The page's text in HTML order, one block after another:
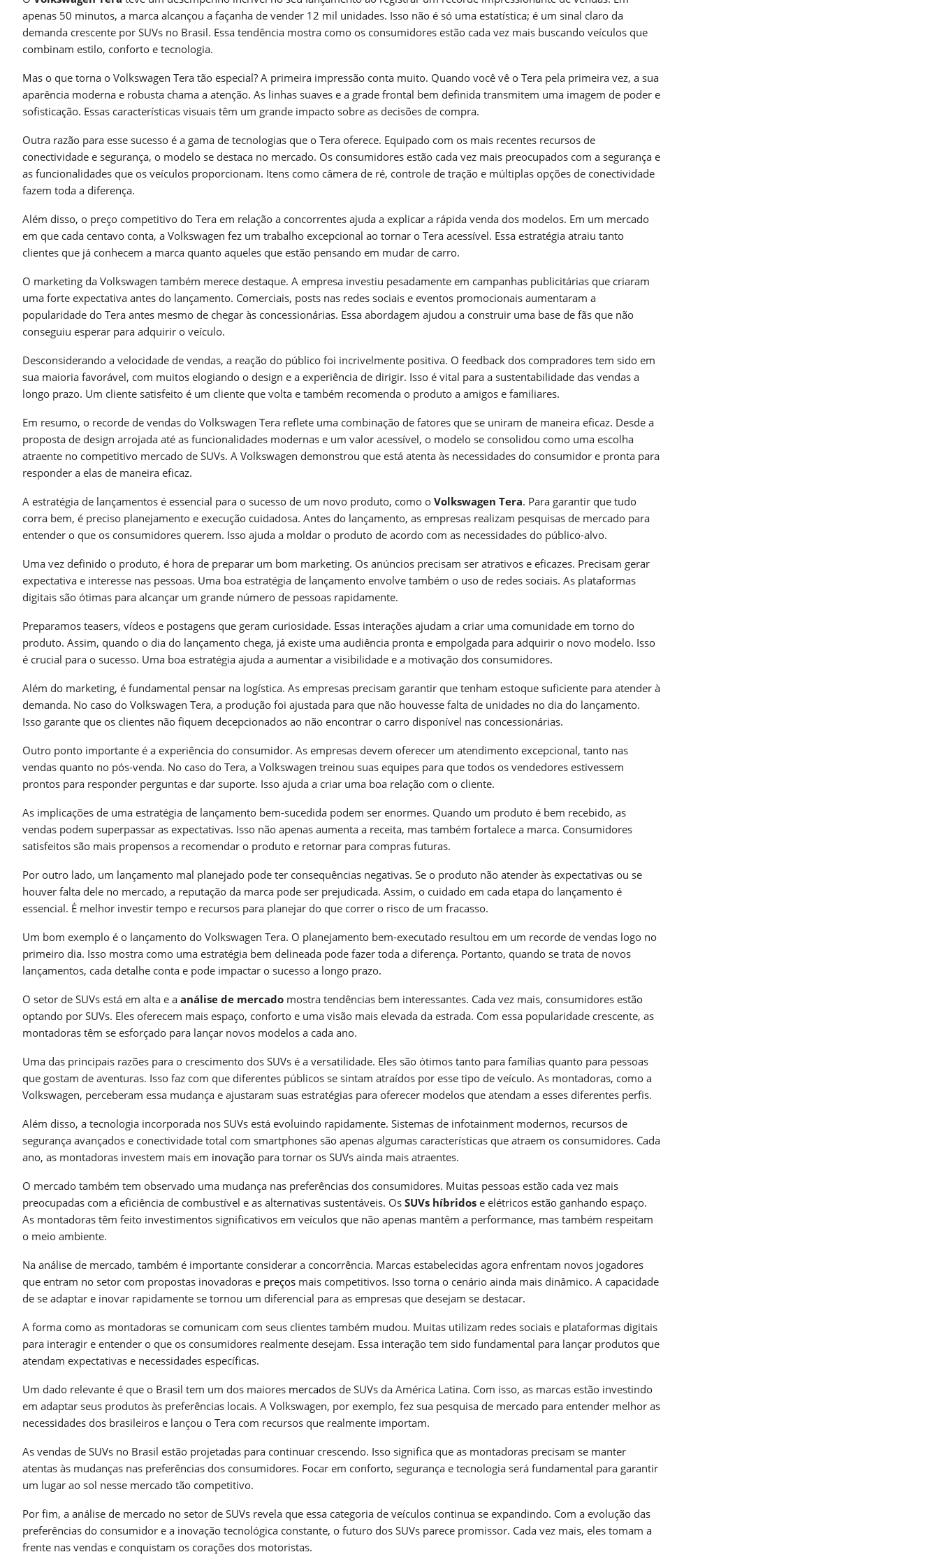
apenas 50 minutos, a marca alcançou a façanha de vender 12 mil unidades. Isso não é só uma estatística; é um sinal claro da
demanda crescente por SUVs no Brasil. Essa tendência mostra como os consumidores estão cada vez mais buscando veículos que
combinam estilo, conforto e tecnologia.
Mas o que torna o Volkswagen Tera tão especial? A primeira impressão conta muito. Quando você vê o Tera pela primeira vez, a sua
aparência moderna e robusta chama a atenção. As linhas suaves e a grade frontal bem definida transmitem uma imagem de poder e
sofisticação. Essas características visuais têm um grande impacto sobre as decisões de compra.
Outra razão para esse sucesso é a gama de tecnologias que o Tera oferece. Equipado com os mais recentes recursos de
conectividade e segurança, o modelo se destaca no mercado. Os consumidores estão cada vez mais preocupados com a segurança e
as funcionalidades que os veículos proporcionam. Itens como câmera de ré, controle de tração e múltiplas opções de conectividade
fazem toda a diferença.
Além disso, o preço competitivo do Tera em relação a concorrentes ajuda a explicar a rápida venda dos modelos. Em um mercado
em que cada centavo conta, a Volkswagen fez um trabalho excepcional ao tornar o Tera acessível. Essa estratégia atraiu tanto
clientes que já conhecem a marca quanto aqueles que estão pensando em mudar de carro.
O marketing da Volkswagen também merece destaque. A empresa investiu pesadamente em campanhas publicitárias que criaram
uma forte expectativa antes do lançamento. Comerciais, posts nas redes sociais e eventos promocionais aumentaram a
popularidade do Tera antes mesmo de chegar às concessionárias. Essa abordagem ajudou a construir uma base de fãs que não
conseguiu esperar para adquirir o veículo.
Desconsiderando a velocidade de vendas, a reação do público foi incrivelmente positiva. O feedback dos compradores tem sido em
sua maioria favorável, com muitos elogiando o design e a experiência de dirigir. Isso é vital para a sustentabilidade das vendas a
longo prazo. Um cliente satisfeito é um cliente que volta e também recomenda o produto a amigos e familiares.
Em resumo, o recorde de vendas do Volkswagen Tera reflete uma combinação de fatores que se uniram de maneira eficaz. Desde a
proposta de design arrojada até as funcionalidades modernas e um valor acessível, o modelo se consolidou como uma escolha
atraente no competitivo mercado de SUVs. A Volkswagen demonstrou que está atenta às necessidades do consumidor e pronta para
responder a elas de maneira eficaz.
A estratégia de lançamentos é essencial para o sucesso de um novo produto, como o Volkswagen Tera. Para garantir que tudo
corra bem, é preciso planejamento e execução cuidadosa. Antes do lançamento, as empresas realizam pesquisas de mercado para
entender o que os consumidores querem. Isso ajuda a moldar o produto de acordo com as necessidades do público-alvo.
Uma vez definido o produto, é hora de preparar um bom marketing. Os anúncios precisam ser atrativos e eficazes. Precisam gerar
expectativa e interesse nas pessoas. Uma boa estratégia de lançamento envolve também o uso de redes sociais. As plataformas
digitais são ótimas para alcançar um grande número de pessoas rapidamente.
Preparamos teasers, vídeos e postagens que geram curiosidade. Essas interações ajudam a criar uma comunidade em torno do
produto. Assim, quando o dia do lançamento chega, já existe uma audiência pronta e empolgada para adquirir o novo modelo. Isso
é crucial para o sucesso. Uma boa estratégia ajuda a aumentar a visibilidade e a motivação dos consumidores.
Além do marketing, é fundamental pensar na logística. As empresas precisam garantir que tenham estoque suficiente para atender à
demanda. No caso do Volkswagen Tera, a produção foi ajustada para que não houvesse falta de unidades no dia do lançamento.
Isso garante que os clientes não fiquem decepcionados ao não encontrar o carro disponível nas concessionárias.
Outro ponto importante é a experiência do consumidor. As empresas devem oferecer um atendimento excepcional, tanto nas
vendas quanto no pós-venda. No caso do Tera, a Volkswagen treinou suas equipes para que todos os vendedores estivessem
prontos para responder perguntas e dar suporte. Isso ajuda a criar uma boa relação com o cliente.
As implicações de uma estratégia de lançamento bem-sucedida podem ser enormes. Quando um produto é bem recebido, as
vendas podem superpassar as expectativas. Isso não apenas aumenta a receita, mas também fortalece a marca. Consumidores
satisfeitos são mais propensos a recomendar o produto e retornar para compras futuras.
Por outro lado, um lançamento mal planejado pode ter consequências negativas. Se o produto não atender às expectativas ou se
houver falta dele no mercado, a reputação da marca pode ser prejudicada. Assim, o cuidado em cada etapa do lançamento é
essencial. É melhor investir tempo e recursos para planejar do que correr o risco de um fracasso.
Um bom exemplo é o lançamento do Volkswagen Tera. O planejamento bem-executado resultou em um recorde de vendas logo no
primeiro dia. Isso mostra como uma estratégia bem delineada pode fazer toda a diferença. Portanto, quando se trata de novos
lançamentos, cada detalhe conta e pode impactar o sucesso a longo prazo.
O setor de SUVs está em alta e a análise de mercado mostra tendências bem interessantes. Cada vez mais, consumidores estão
optando por SUVs. Eles oferecem mais espaço, conforto e uma visão mais elevada da estrada. Com essa popularidade crescente, as
montadoras têm se esforçado para lançar novos modelos a cada ano.
Uma das principais razões para o crescimento dos SUVs é a versatilidade. Eles são ótimos tanto para famílias quanto para pessoas
que gostam de aventuras. Isso faz com que diferentes públicos se sintam atraídos por esse tipo de veículo. As montadoras, como a
Volkswagen, perceberam essa mudança e ajustaram suas estratégias para oferecer modelos que atendam a esses diferentes perfis.
Além disso, a tecnologia incorporada nos SUVs está evoluindo rapidamente. Sistemas de infotainment modernos, recursos de
segurança avançados e conectividade total com smartphones são apenas algumas características que atraem os consumidores. Cada
ano, as montadoras investem mais em inovação para tornar os SUVs ainda mais atraentes.
O mercado também tem observado uma mudança nas preferências dos consumidores. Muitas pessoas estão cada vez mais
preocupadas com a eficiência de combustível e as alternativas sustentáveis. Os SUVs híbridos e elétricos estão ganhando espaço.
As montadoras têm feito investimentos significativos em veículos que não apenas mantêm a performance, mas também respeitam
o meio ambiente.
Na análise de mercado, também é importante considerar a concorrência. Marcas estabelecidas agora enfrentam novos jogadores
que entram no setor com propostas inovadoras e preços mais competitivos. Isso torna o cenário ainda mais dinâmico. A capacidade
de se adaptar e inovar rapidamente se tornou um diferencial para as empresas que desejam se destacar.
A forma como as montadoras se comunicam com seus clientes também mudou. Muitas utilizam redes sociais e plataformas digitais
para interagir e entender o que os consumidores realmente desejam. Essa interação tem sido fundamental para lançar produtos que
atendam expectativas e necessidades específicas.
Um dado relevante é que o Brasil tem um dos maiores mercados de SUVs da América Latina. Com isso, as marcas estão investindo
em adaptar seus produtos às preferências locais. A Volkswagen, por exemplo, fez sua pesquisa de mercado para entender melhor as
necessidades dos brasileiros e lançou o Tera com recursos que realmente importam.
As vendas de SUVs no Brasil estão projetadas para continuar crescendo. Isso significa que as montadoras precisam se manter
atentas às mudanças nas preferências dos consumidores. Focar em conforto, segurança e tecnologia será fundamental para garantir
um lugar ao sol nesse mercado tão competitivo.
Por fim, a análise de mercado no setor de SUVs revela que essa categoria de veículos continua se expandindo. Com a evolução das
preferências do consumidor e a inovação tecnológica constante, o futuro dos SUVs parece promissor. Cada vez mais, eles tomam a
frente nas vendas e conquistam os corações dos motoristas.